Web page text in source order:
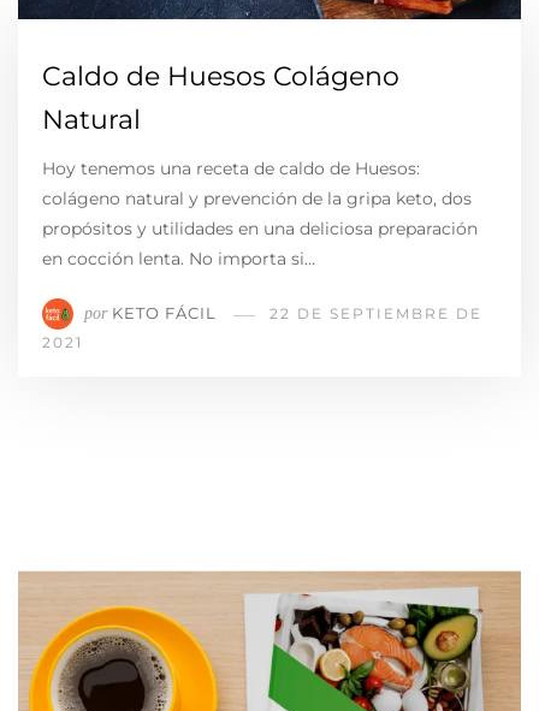
Caldo de Huesos Colágeno
Natural
Hoy tenemos una receta de caldo de Huesos:
colágeno natural y prevención de la gripa keto, dos
propósitos y utilidades en una deliciosa preparación
en cocción lenta. No importa si…
por KETO FÁCIL
22 DE SEPTIEMBRE DE
2021